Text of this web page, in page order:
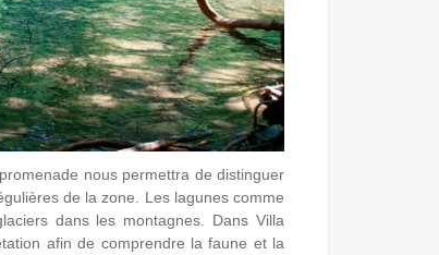
nous permettra de distinguer
de la zone. Les lagunes comme
dans les montagnes. Dans Villa
afin de comprendre la faune et la